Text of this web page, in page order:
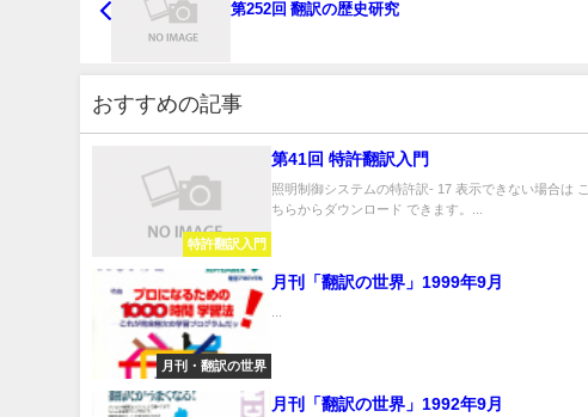
第252回 翻訳の歴史研究
おすすめの記事
特許翻訳入門
第41回 特許翻訳入門
照明制御システムの特許訳- 17 表示できない場合は こ
ちらからダウンロード できます。...
月刊・翻訳の世界
月刊「翻訳の世界」1999年9月
月刊「翻訳の世界」1992年9月